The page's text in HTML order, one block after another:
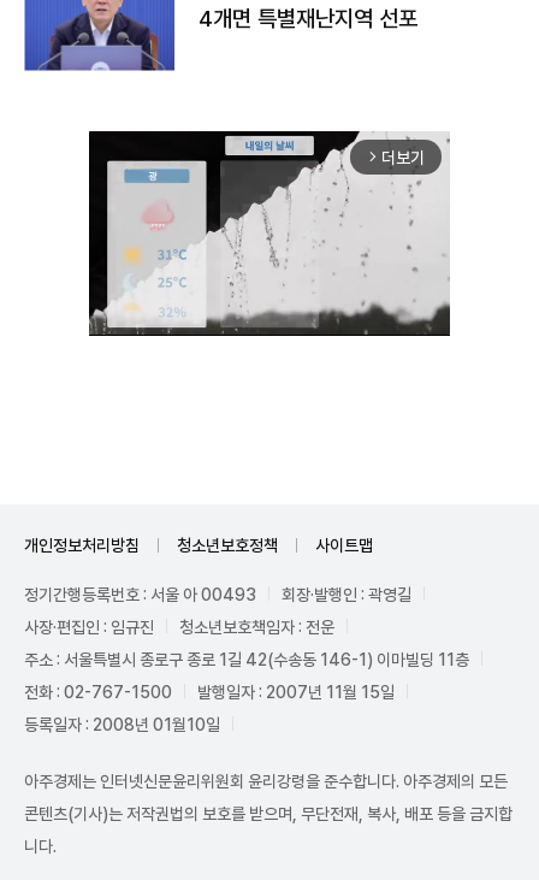
4개면 특별재난지역 선포
arrow_forward_ios 더보기
개인정보처리방침 청소년보호정책 사이트맵
정기간행등록번호 : 서울 아 00493
회장·발행인 : 곽영길
사장·편집인 : 임규진
청소년보호책임자 : 전운
주소 : 서울특별시 종로구 종로 1길 42(수송동 146-1) 이마빌딩 11층
전화 : 02-767-1500
발행일자 : 2007년 11월 15일
등록일자 : 2008년 01월10일
아주경제는 인터넷신문윤리위원회 윤리강령을 준수합니다. 아주경제의 모든
콘텐츠(기사)는 저작권법의 보호를 받으며, 무단전재, 복사, 배포 등을 금지합
니다.